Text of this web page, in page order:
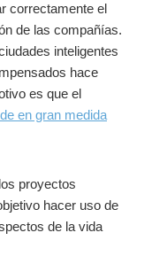
correctamente el
de las compañías.
inteligentes
hace
es que el
en gran medida
proyectos
hacer uso de
de la vida